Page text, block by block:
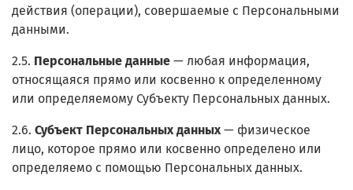
действия (операции), совершаемые с Персональными
данными.
2.5. Персональные данные — любая информация,
относящаяся прямо или косвенно к определенному
или определяемому Субъекту Персональных данных.
2.6. Субъект Персональных данных — физическое
лицо, которое прямо или косвенно определено или
определяемо с помощью Персональных данных.